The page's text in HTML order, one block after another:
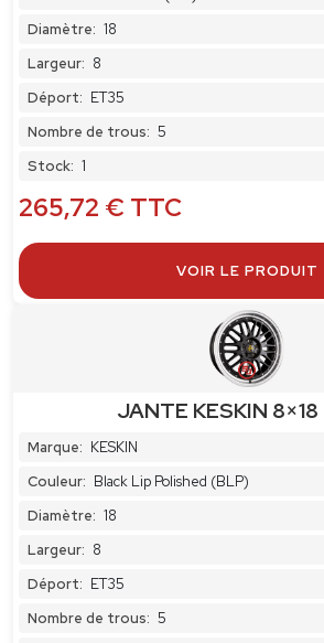
Diamètre: 18
Largeur: 8
Déport: ET35
Nombre de trous: 5
Stock: 1
265,72 € TTC
VOIR LE PRODUIT
JANTE KESKIN
Marque: KESKIN
Couleur: Black Lip Polished (BLP)
Diamètre: 18
Largeur: 8
Déport: ET35
Nombre de trous: 5